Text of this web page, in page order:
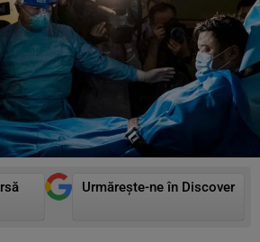
Urmărește-ne în Discover